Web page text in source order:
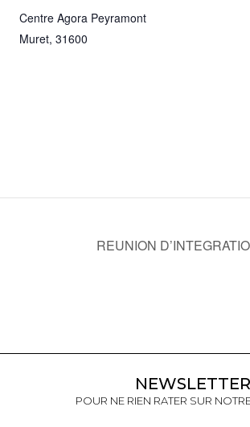
Centre Agora Peyramont
Muret, 31600
REUNION
NEWSLETTER
POUR NE RIEN RATER SUR